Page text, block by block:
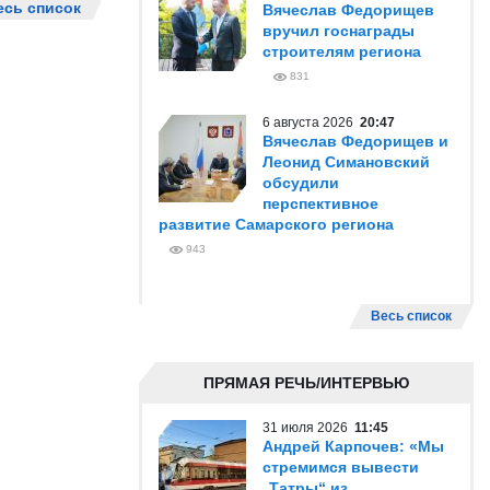
список
Вячеслав Федорищев
вручил госнаграды
строителям региона
831
6 августа 2026 20:47
Вячеслав Федорищев и
Леонид Симановский
обсудили
перспективное
развитие Самарского региона
943
Весь список
ПРЯМАЯ РЕЧЬ/ИНТЕРВЬЮ
31 июля 2026 11:45
Андрей Карпочев: «Мы
стремимся вывести